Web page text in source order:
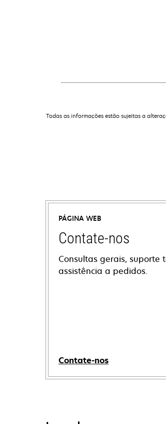
Todas as informações estão sujeitas a
PÁGINA WEB
Contate-nos
Consultas gerais, suporte
assistência a pedidos.
Contate-nos